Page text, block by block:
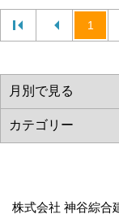
1
株式会社 神谷綜